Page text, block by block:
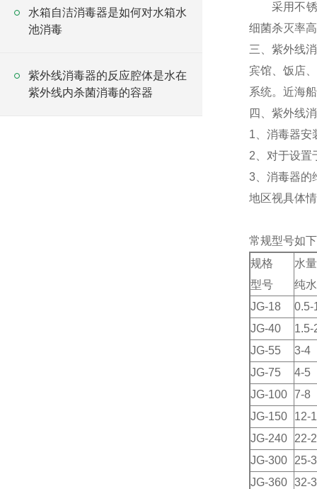
水箱自洁消毒器是如何对水箱水
池消毒
紫外线消毒器的反应腔体是水在
紫外线内杀菌消毒的容器
采用不锈钢
细菌杀灭率
三、紫外线
宾馆、饭店
系统。近海
四、紫外线
1、消毒器安
2、对于设置
3、消毒器的
地区视具体
常规型号如
规格
型号
水
纯
JG-18
0.5-
JG-40
1.5-
JG-55
3-4
JG-75
4-5
JG-100
7-8
JG-150
12-
JG-240
22-
JG-300
25-
JG-360
32-